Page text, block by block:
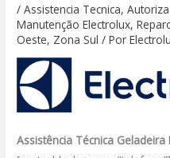
/Assistencia Tecnica,
Manutenção Electrolux,
Oeste, Zona Sul / Por
Assistência Técnica Geladeira